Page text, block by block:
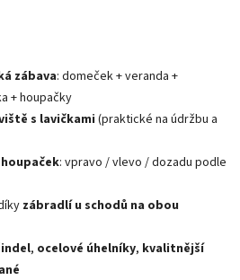
zábava: domeček + veranda +
+ houpačky
s lavičkami (praktické na údržbu a
: vpravo / vlevo / dozadu podle
zábradlí u schodů na obou
, ocelové úhelníky, kvalitnější